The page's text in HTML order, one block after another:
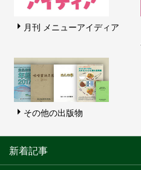
月刊 メニューアイディア
その他の出版物
新着記事